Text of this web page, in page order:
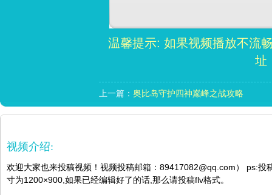
温馨提示: 如果视频播放不流
址
上一篇： 奥比岛守护四神巅峰之战攻略
视频介绍:
欢迎大家也来投稿视频！视频投稿邮箱：89417082@qq.com） ps:投
寸为1200×900,如果已经编辑好了的话,那么请投稿flv格式。